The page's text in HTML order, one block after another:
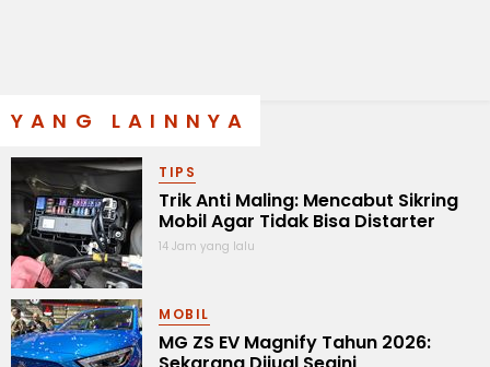
YANG LAINNYA
TIPS
Trik Anti Maling: Mencabut Sikring
Mobil Agar Tidak Bisa Distarter
14 Jam yang lalu
MOBIL
MG ZS EV Magnify Tahun 2026: